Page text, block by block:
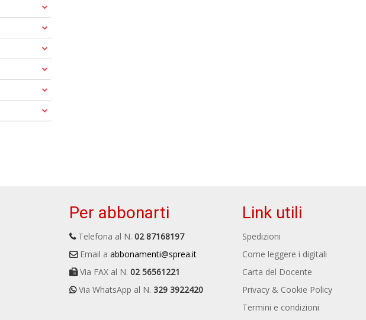
Per abbonarti
Telefona al N. 02 87168197
Email a abbonamenti@sprea.it
Via FAX al N. 02 56561221
Via WhatsApp al N. 329 3922420
Link utili
Spedizioni
Come leggere i digitali
Carta del Docente
Privacy & Cookie Policy
Termini e condizioni